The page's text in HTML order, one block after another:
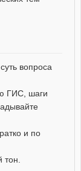
вопроса
ГИС, шаги
и по
тон.